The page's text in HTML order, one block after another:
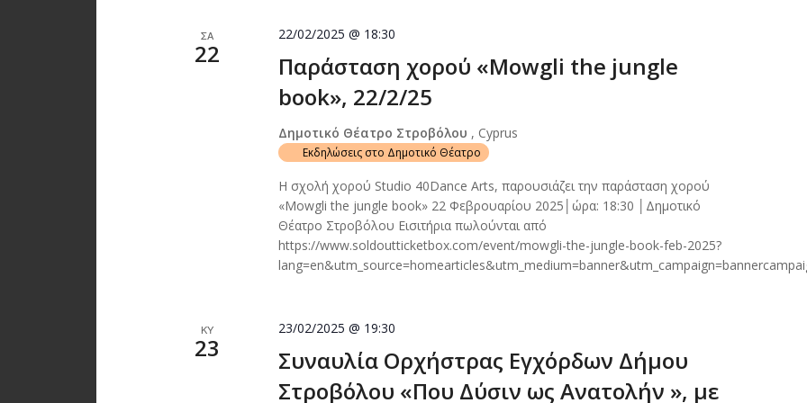
ΣΑ
22
Παράσταση χορού «Mowgli the jungle
book», 22/2/25
22/02/2025 @ 18:30
Δημοτικό Θέατρο Στροβόλου , Cyprus
Εκδηλώσεις στο Δημοτικό Θέατρο
Η σχολή χορού Studio 40Dance Arts, παρουσιάζει την παράσταση χορού
«Mowgli the jungle book» 22 Φεβρουαρίου 2025│ώρα: 18:30 │Δημοτικό
Θέατρο Στροβόλου Εισιτήρια πωλούνται από
https://www.soldoutticketbox.com/event/mowgli-the-jungle-book-feb-2025?
ΚΥ
23
Συναυλία Ορχήστρας Εγχόρδων Δήμου
Στροβόλου «Που Δύσιν ως Ανατολήν », με
23/02/2025 @ 19:30